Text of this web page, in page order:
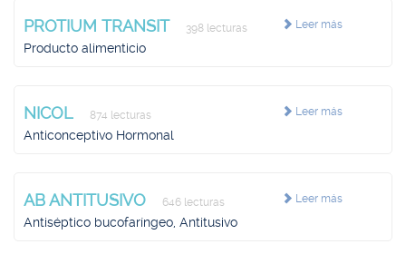
Leer más
PROTIUM TRANSIT 398 lecturas
Producto alimenticio
Leer más
NICOL 874 lecturas
Anticonceptivo Hormonal
Leer más
AB ANTITUSIVO 646 lecturas
Antiséptico bucofaríngeo, Antitusivo